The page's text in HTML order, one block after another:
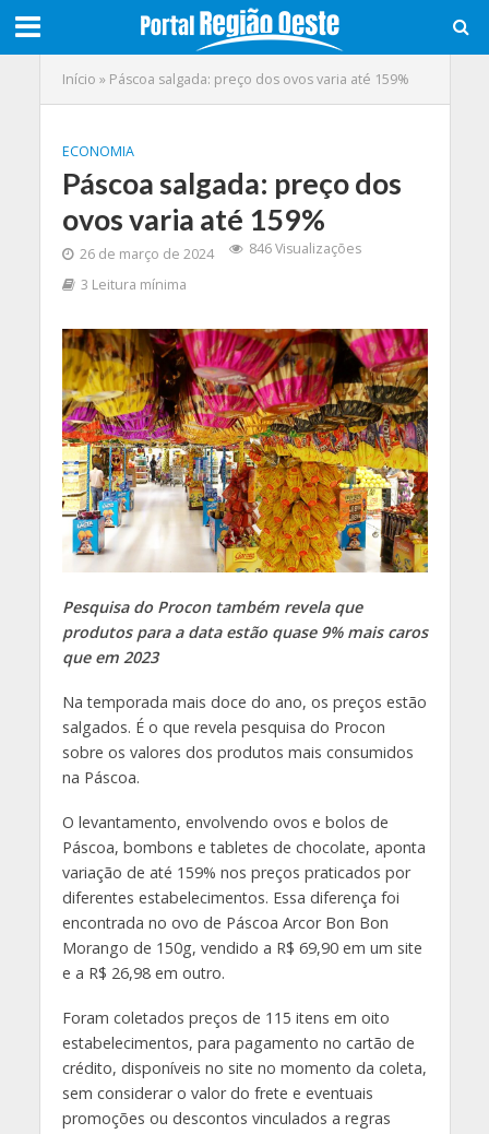
Início » Páscoa salgada: preço dos ovos varia até 159%
ECONOMIA
Páscoa salgada: preço dos
ovos varia até 159%
26 de março de 2024
846 Visualizações
3 Leitura mínima
Pesquisa do Procon também revela que
produtos para a data estão quase 9% mais caros
que em 2023
Na temporada mais doce do ano, os preços estão
salgados. É o que revela pesquisa do Procon
sobre os valores dos produtos mais consumidos
na Páscoa.
O levantamento, envolvendo ovos e bolos de
Páscoa, bombons e tabletes de chocolate, aponta
variação de até 159% nos preços praticados por
diferentes estabelecimentos. Essa diferença foi
encontrada no ovo de Páscoa Arcor Bon Bon
Morango de 150g, vendido a R$ 69,90 em um site
e a R$ 26,98 em outro.
Foram coletados preços de 115 itens em oito
estabelecimentos, para pagamento no cartão de
crédito, disponíveis no site no momento da coleta,
sem considerar o valor do frete e eventuais
promoções ou descontos vinculados a regras